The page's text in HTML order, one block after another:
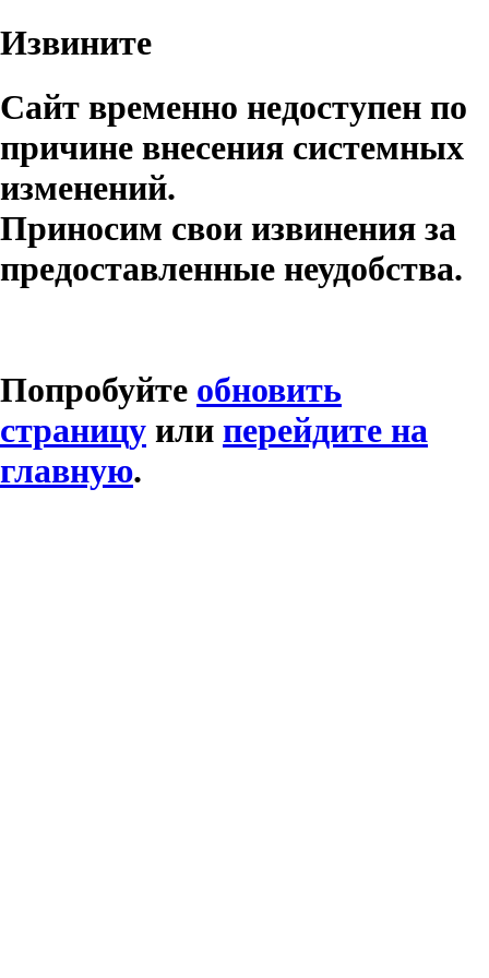
Извините
Сайт временно недоступен по
причине внесения системных
изменений.
Приносим свои извинения за
предоставленные неудобства.
Попробуйте обновить
страницу или перейдите на
главную.